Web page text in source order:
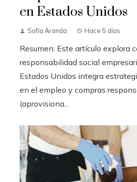
en Estados Unidos
Sofía Aranda Hace 5 días
Resumen: Este artículo explora
responsabilidad social
Estados Unidos integra
en el empleo y compras
(aprovisiona...